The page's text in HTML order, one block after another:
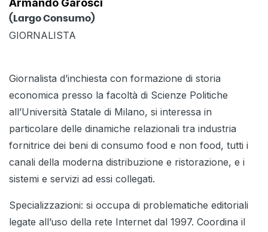
Armando Garosci
(Largo Consumo)
GIORNALISTA
Giornalista d’inchiesta con formazione di storia
economica presso la facoltà di Scienze Politiche
all’Università Statale di Milano, si interessa in
particolare delle dinamiche relazionali tra industria
fornitrice dei beni di consumo food e non food, tutti i
canali della moderna distribuzione e ristorazione, e i
sistemi e servizi ad essi collegati.
Specializzazioni: si occupa di problematiche editoriali
legate all’uso della rete Internet dal 1997. Coordina il